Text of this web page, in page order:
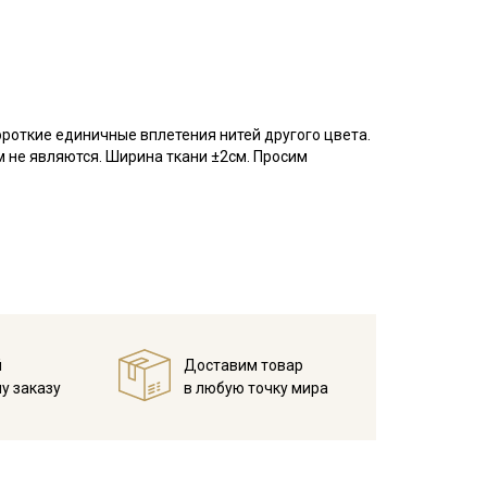
единичные вплетения нитей другого цвета.
являются. Ширина ткани ±2см. Просим
обладает высокой прочностью,
проветриваемом помещении, важно не
заказу
Доставим товар
в любую точку мира